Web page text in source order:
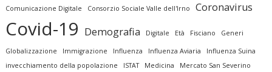
Comunicazione Digitale Consorzio Sociale Valle dell'Irno Coronavirus
Covid-19 Demografia Digitale Età Fisciano Generi
Globalizzazione Immigrazione Influenza Influenza Aviaria
Influenza Suina
invecchiamento della popolazione
ISTAT Medicina Mercato San Severino